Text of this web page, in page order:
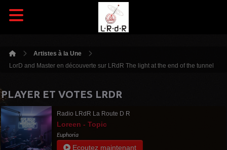
Artistes à la Une
LorD and Master en découverte sur LRdR The light at the end of the tunnel
PLAYER ET VOTES LRDR
Radio LRdR La Route D R
Loreen - Topic
Euphoria
Ecoutez maintenant